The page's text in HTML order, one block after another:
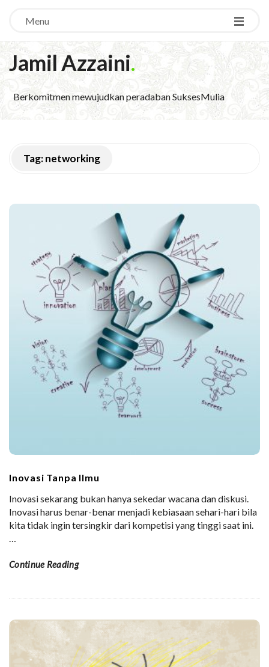
Menu
Jamil Azzaini.
Berkomitmen mewujudkan peradaban SuksesMulia
Tag:networking
Inovasi Tanpa Ilmu
Inovasi sekarang bukan hanya sekedar wacana dan diskusi.
Inovasi harus benar-benar menjadi kebiasaan sehari-hari bila
kita tidak ingin tersingkir dari kompetisi yang tinggi saat ini.
…
Continue Reading